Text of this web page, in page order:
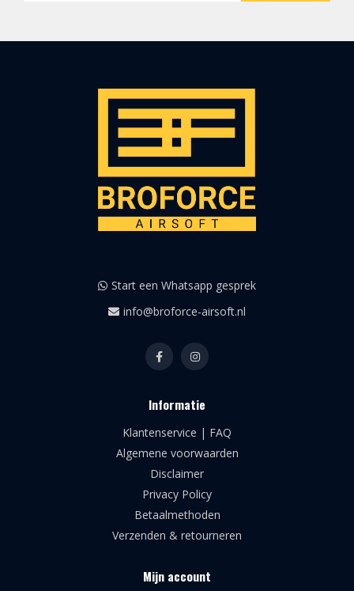
Start een Whatsapp gesprek
info@broforce-airsoft.nl
Informatie
Klantenservice | FAQ
Algemene voorwaarden
Disclaimer
Privacy Policy
Betaalmethoden
Verzenden & retourneren
Mijn account